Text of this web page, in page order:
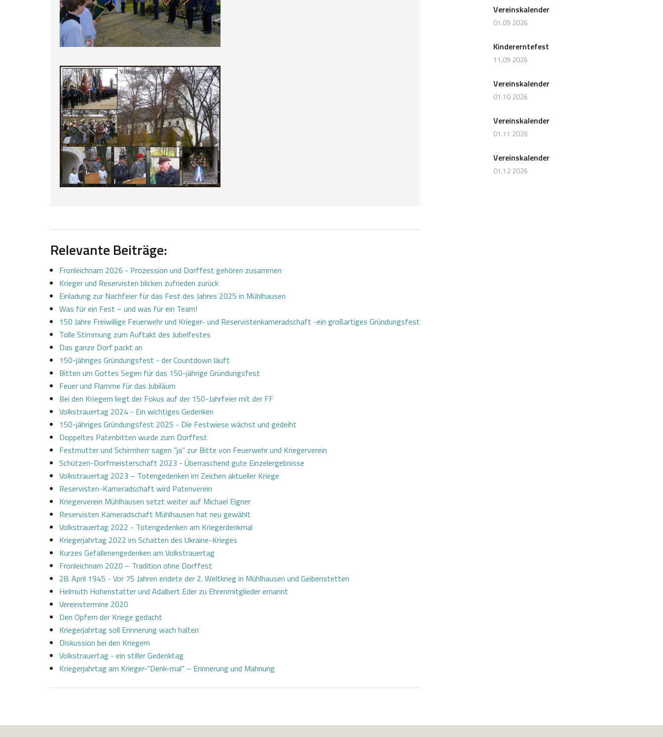
Relevante Beiträge:
Fronleichnam 2026 - Prozession und Dorffest gehören zusammen
Krieger und Reservisten blicken zufrieden zurück
Einladung zur Nachfeier für das Fest des Jahres 2025 in Mühlhausen
Was für ein Fest – und was für ein Team!
150 Jahre Freiwillige Feuerwehr und Krieger- und Reservistenkameradschaft -ein großartiges Gründungsfest
Tolle Stimmung zum Auftakt des Jubelfestes
Das ganze Dorf packt an
150-jähriges Gründungsfest - der Countdown läuft
Bitten um Gottes Segen für das 150-jährige Gründungsfest
Feuer und Flamme für das Jubiläum
Bei den Kriegern liegt der Fokus auf der 150-Jahrfeier mit der FF
Volkstrauertag 2024 - Ein wichtiges Gedenken
150-jähriges Gründungsfest 2025 - Die Festwiese wächst und gedeiht
Doppeltes Patenbitten wurde zum Dorffest
Festmutter und Schirmherr sagen "ja" zur Bitte von Feuerwehr und Kriegerverein
Schützen-Dorfmeisterschaft 2023 - Überraschend gute Einzelergebnisse
Volkstrauertag 2023 – Totengedenken im Zeichen aktueller Kriege
Reservisten-Kameradschaft wird Patenverein
Kriegerverein Mühlhausen setzt weiter auf Michael Eigner
Reservisten Kameradschaft Mühlhausen hat neu gewählt
Volkstrauertag 2022 - Totengedenken am Kriegerdenkmal
Kriegerjahrtag 2022 im Schatten des Ukraine-Krieges
Kurzes Gefallenengedenken am Volkstrauertag
Fronleichnam 2020 – Tradition ohne Dorffest
28. April 1945 - Vor 75 Jahren endete der 2. Weltkrieg in Mühlhausen und Geibenstetten
Helmuth Hohenstatter und Adalbert Eder zu Ehrenmitglieder ernannt
Vereinstermine 2020
Den Opfern der Kriege gedacht
Kriegerjahrtag soll Erinnerung wach halten
Diskussion bei den Kriegern
Volkstrauertag - ein stiller Gedenktag
Kriegerjahrtag am Krieger-"Denk-mal" – Erinnerung und Mahnung
Vereinskalender
01.09 2026
Kindererntefest
11.09 2026
Vereinskalender
01.10 2026
Vereinskalender
01.11 2026
Vereinskalender
01.12 2026